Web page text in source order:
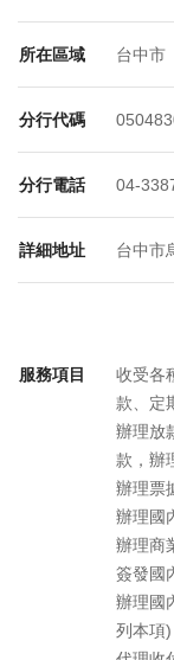
所在區域 台中市
分行代碼
分行電話 04-
詳細地址 台中市
服務項目
收受各
款、定
辦理放
款，辦
辦理票
辦理國
辦理商
簽發國
辦理國
列本項)